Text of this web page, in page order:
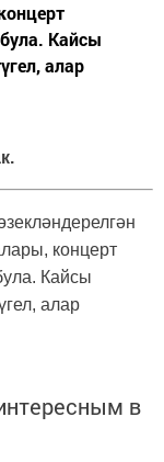
Кайсы
алар
концерт
Кайсы
алар
в